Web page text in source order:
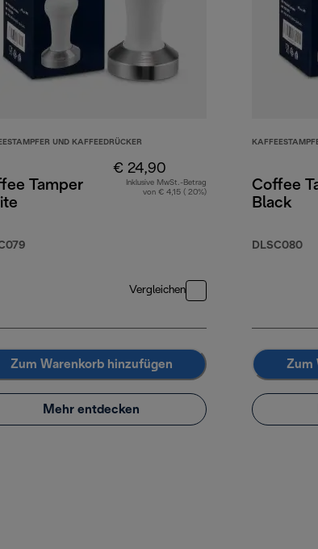
UND KAFFEEDRÜCKER
Tamper
€ 24,90
Inklusive MwSt.-Betrag
von € 4,15 ( 20%)
Vergleichen
Zum Warenkorb hinzufügen
Mehr entdecken
Coffee
Black
DLSC080
Zum